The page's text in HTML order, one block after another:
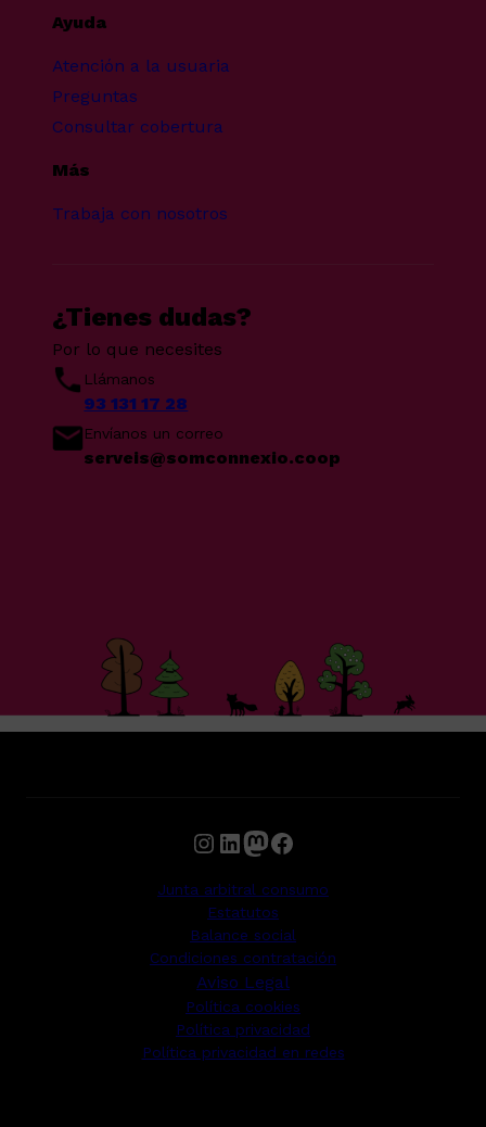
Ayuda
Atención a la usuaria
Preguntas
Consultar cobertura
Más
Trabaja con nosotros
¿Tienes dudas?
Por lo que necesites
Llámanos
93 131 17 28
Envíanos un correo
serveis@somconnexio.coop
Instagram LinkedIn Mastodon Facebook
Junta arbitral consumo
Estatutos
Balance social
Condiciones contratación
Aviso Legal
Política cookies
Política privacidad
Política privacidad en redes